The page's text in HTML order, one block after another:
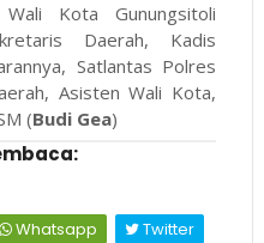
Kota Gunungsitoli
Daerah, Kadis
Satlantas Polres
Asisten Wali Kota,
(Budi Gea)
Whatsapp
Twitter